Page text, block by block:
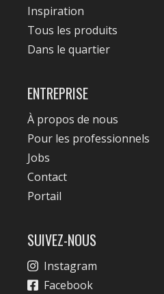
Inspiration
Tous les produits
Dans le quartier
ENTREPRISE
À propos de nous
Pour les professionnels
Jobs
Contact
Portail
SUIVEZ-NOUS
Instagram
Facebook